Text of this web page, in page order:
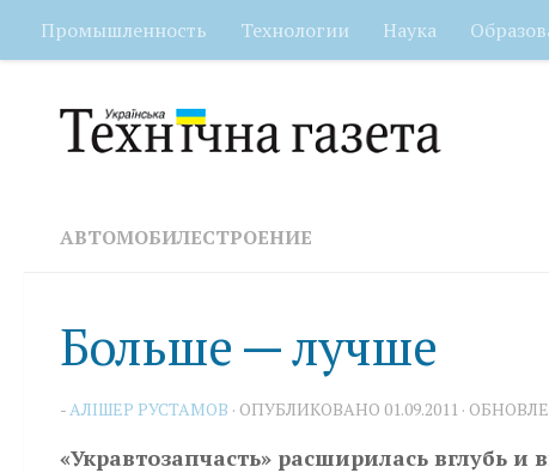
Перейти к содержимому
Промышленность Технологии Наука
АВТОМОБИЛЕСТРОЕНИЕ
Больше — лучше
-АЛІШЕР РУСТАМОВ · ОПУБЛИКОВАНО 01.09.2011 ·
«Укравтозапчасть» расширилась вглубь и